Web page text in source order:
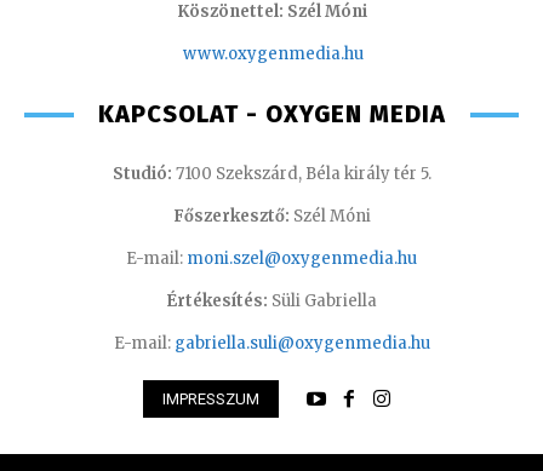
Köszönettel: Szél Móni
www.oxygenmedia.hu
KAPCSOLAT - OXYGEN MEDIA
Studió: 7100 Szekszárd, Béla király tér 5.
Főszerkesztő: Szél Móni
E-mail: moni.szel@oxygenmedia.hu
Értékesítés: Süli Gabriella
E-mail: gabriella.suli@oxygenmedia.hu
IMPRESSZUM